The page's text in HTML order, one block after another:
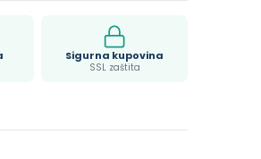
Sigurna kupovina
SSL zaštita